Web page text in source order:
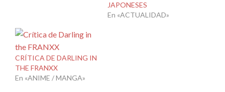
JAPONESES
En «ACTUALIDAD»
CRÍTICA DE DARLING IN
THE FRANXX
En «ANIME / MANGA»